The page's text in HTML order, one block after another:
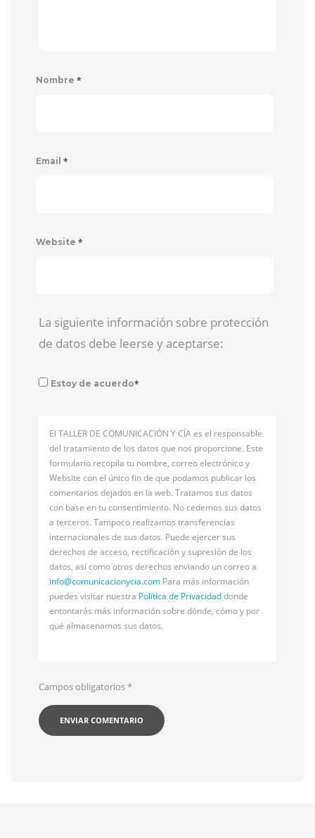
Nombre *
Email *
Website *
La siguiente información sobre protección
de datos debe leerse y aceptarse:
Estoy de acuerdo*
El TALLER DE COMUNICACIÓN Y CÍA es el responsable
del tratamiento de los datos que nos proporcione. Este
formulario recopila tu nombre, correo electrónico y
Website con el único fin de que podamos publicar los
comentarios dejados en la web. Tratamos sus datos
con base en tu consentimiento. No cedemos sus datos
a terceros. Tampoco realizamos transferencias
internacionales de sus datos. Puede ejercer sus
derechos de acceso, rectificación y supresión de los
datos, así como otros derechos enviando un correo a
info@comunicacionycia.com Para más información
puedes visitar nuestra Política de Privacidaddonde
entontarás más información sobre dónde, cómo y por
qué almacenamos sus datos.
Campos obligatorios*